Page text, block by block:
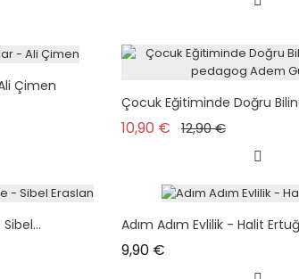
Çimen
Çocuk Eğitiminde Doğru
10,90 € Prix de base
12,90 €Prix
Adım Adım Evlilik - Halit
9,90 €